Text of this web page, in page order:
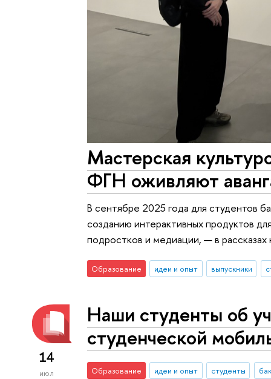
Мастерская
ФГН оживляют
В сентябре 2025 года для студентов
созданию интерактивных продуктов
подростков и медиации, — в рассказах
Образование идеи и опыт выпускники
14
июл
Наши студенты об
студенческой
Образование идеи и опыт студенты